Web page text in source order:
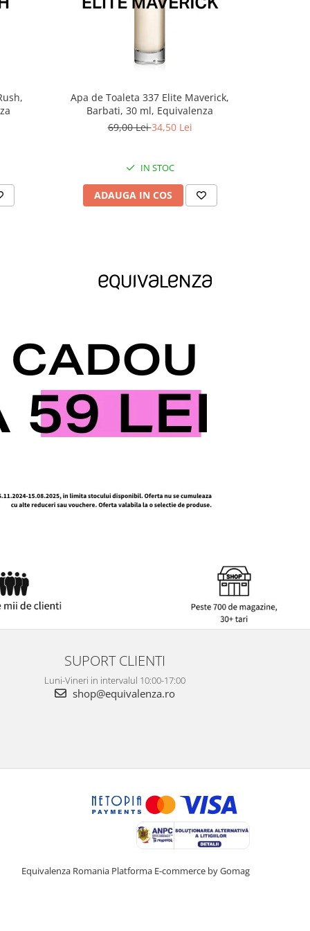
Apa de Toaleta 337 Elite Maverick,
Barbati, 30 ml, Equivalenza
69,00 Lei34,50 Lei
IN STOC
ADAUGA IN COS
SUPORT CLIENTI
Luni-Vineri in intervalul 10:00-17:00
shop@equivalenza.ro
Equivalenza Romania Platforma E-commerce by Gomag